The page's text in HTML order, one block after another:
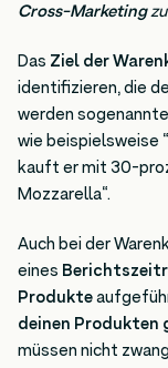
Cross-Marketing
Das Ziel der
identifizieren, die
werden sogenannte
wie beispielsweise
kauft er mit 30-
Mozzarella“.
Auch bei der
eines
Produkte
deinen Produkten
müssen nicht